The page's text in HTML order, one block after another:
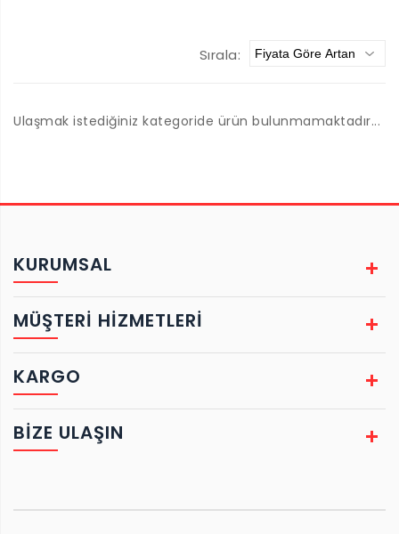
Sırala:
Ulaşmak istediğiniz kategoride ürün bulunmamaktadır...
KURUMSAL
MÜŞTERİ HİZMETLERİ
KARGO
BIZE ULAŞIN